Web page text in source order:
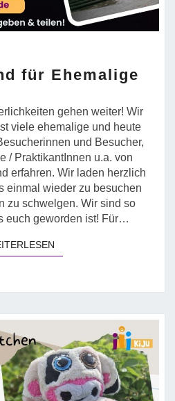
ABEND
EHEMALIGE
für Ehemalige
gehen weiter! Wir
viele ehemalige und heute
und Besucher,
/ PraktikantInnen u.a. von
erfahren. Wir laden herzlich
einmal wieder zu besuchen
zu schwelgen. Wir sind so
euch geworden ist! Für…
WEITERLESEN